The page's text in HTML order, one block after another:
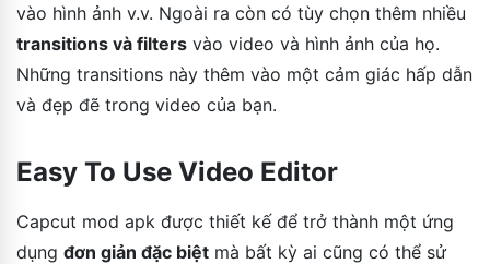
vào hình ảnh v.v. Ngoài ra còn có tùy chọn thêm nhiều
transitions và filters vào video và hình ảnh của họ.
Những transitions này thêm vào một cảm giác hấp dẫn
và đẹp đẽ trong video của bạn.
Easy To Use Video Editor
Capcut mod apk được thiết kế để trở thành một ứng
dụng đơn giản đặc biệt mà bất kỳ ai cũng có thể sử